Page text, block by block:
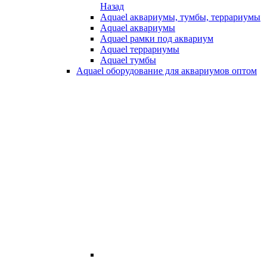
Назад
Aquael аквариумы, тумбы, террариумы
Aquael аквариумы
Aquael рамки под аквариум
Aquael террариумы
Aquael тумбы
Aquael оборудование для аквариумов оптом